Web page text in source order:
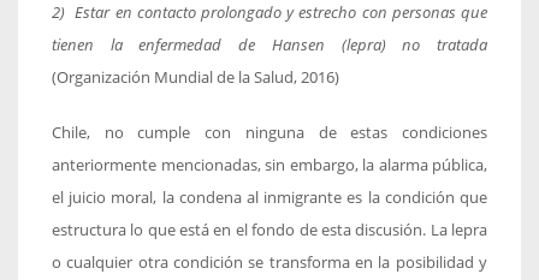
2)Estar en contacto prolongado y estrecho con personas que
tienen la enfermedad de Hansen (lepra) no tratada
(Organización Mundial de la Salud, 2016)
Chile, no cumple con ninguna de estas condiciones
anteriormente mencionadas, sin embargo, la alarma pública,
el juicio moral, la condena al inmigrante es la condición que
estructura lo que está en el fondo de esta discusión. La lepra
o cualquier otra condición se transforma en la posibilidad y